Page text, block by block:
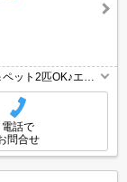
ット2匹OK♪エア
電話で
問合せ